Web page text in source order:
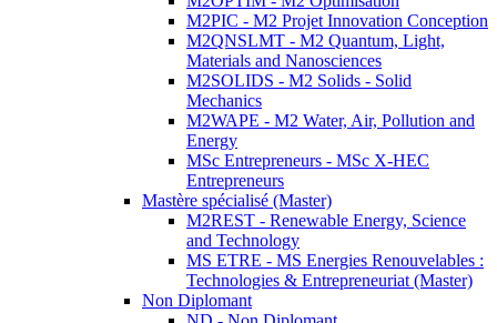
M2PIC - M2 Projet Innovation Conception
M2QNSLMT - M2 Quantum, Light,
Materials and Nanosciences
M2SOLIDS - M2 Solids - Solid
Mechanics
M2WAPE - M2 Water, Air, Pollution and
Energy
MSc Entrepreneurs - MSc X-HEC
Entrepreneurs
Mastère spécialisé (Master)
M2REST - Renewable Energy, Science
and Technology
MS ETRE - MS Energies Renouvelables :
Technologies & Entrepreneuriat (Master)
Non Diplomant